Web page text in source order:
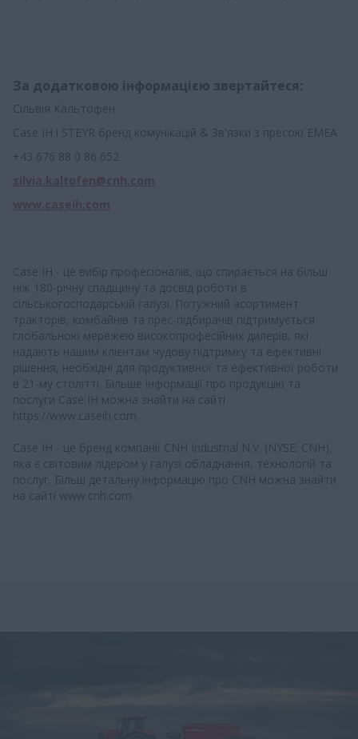
За додатковою інформацією звертайтеся:
Сільвія Кальтофен
Case IH і STEYR бренд комунікацій & Зв'язки з пресою EMEA
+43 676 88 0 86 652
Case IH - це вибір професіоналів, що спирається на більш
ніж 180-річну спадщину та досвід роботи в
сільськогосподарській галузі. Потужний асортимент
тракторів, комбайнів та прес-підбирачів підтримується
глобальною мережею високопрофесійних дилерів, які
надають нашим клієнтам чудову підтримку та ефективні
рішення, необхідні для продуктивної та ефективної роботи
в 21-му столітті. Більше інформації про продукцію та
послуги Case IH можна знайти на сайті
https://www.caseih.com.
Case IH - це бренд компанії CNH Industrial N.V. (NYSE: CNH),
яка є світовим лідером у галузі обладнання, технологій та
послуг. Більш детальну інформацію про CNH можна знайти
на сайті www.cnh.com